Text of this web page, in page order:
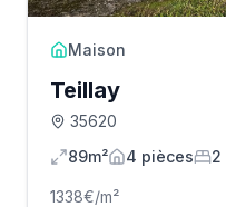
Maison
Teillay
35620
89m²
4 pièces 2
1338€/m²